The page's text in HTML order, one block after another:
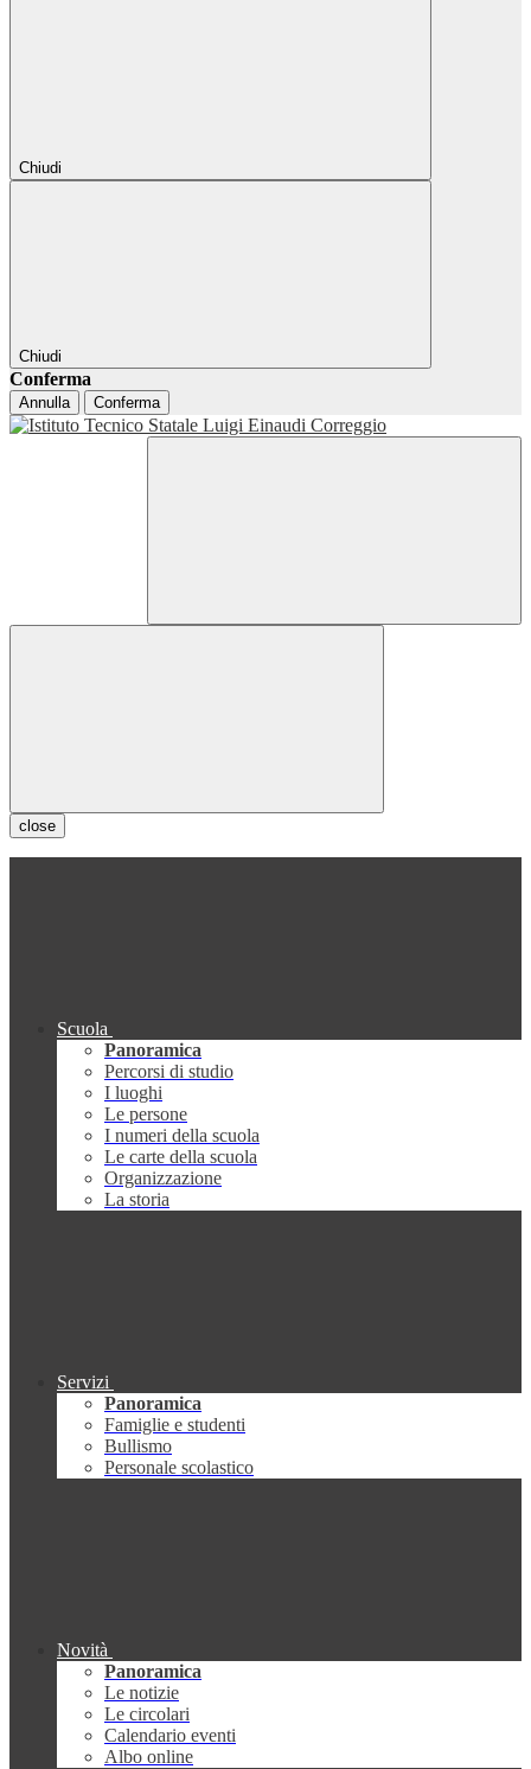
Chiudi
Chiudi
Conferma
Annulla Conferma
close
Scuola
Panoramica
Percorsi di studio
I luoghi
Le persone
I numeri della scuola
Le carte della scuola
Organizzazione
La storia
Servizi
Panoramica
Famiglie e studenti
Bullismo
Personale scolastico
Novità
Panoramica
Le notizie
Le circolari
Calendario eventi
Albo online